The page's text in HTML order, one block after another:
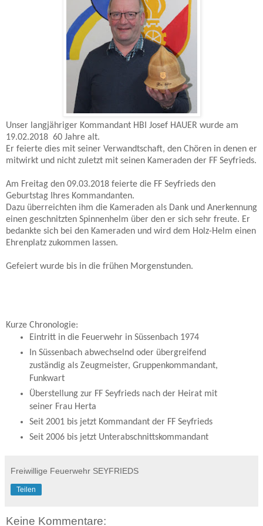
Unser langjähriger Kommandant HBI Josef HAUER wurde am
19.02.2018 60 Jahre alt.
Er feierte dies mit seiner Verwandtschaft, den Chören in denen er
mitwirkt und nicht zuletzt mit seinen Kameraden der FF Seyfrieds.
Am Freitag den 09.03.2018 feierte die FF Seyfrieds den
Geburtstag Ihres Kommandanten.
Dazu überreichten ihm die Kameraden als Dank und Anerkennung
einen geschnitzten Spinnenhelm über den er sich sehr freute. Er
bedankte sich bei den Kameraden und wird dem Holz-Helm einen
Ehrenplatz zukommen lassen.
Gefeiert wurde bis in die frühen Morgenstunden.
Kurze Chronologie:
Eintritt in die Feuerwehr in Süssenbach 1974
In Süssenbach abwechselnd oder übergreifend
zuständig als Zeugmeister, Gruppenkommandant,
Funkwart
Überstellung zur FF Seyfrieds nach der Heirat mit
seiner Frau Herta
Seit 2001 bis jetzt Kommandant der FF Seyfrieds
Seit 2006 bis jetzt Unterabschnittskommandant
Freiwillige Feuerwehr SEYFRIEDS
Teilen
Keine Kommentare: